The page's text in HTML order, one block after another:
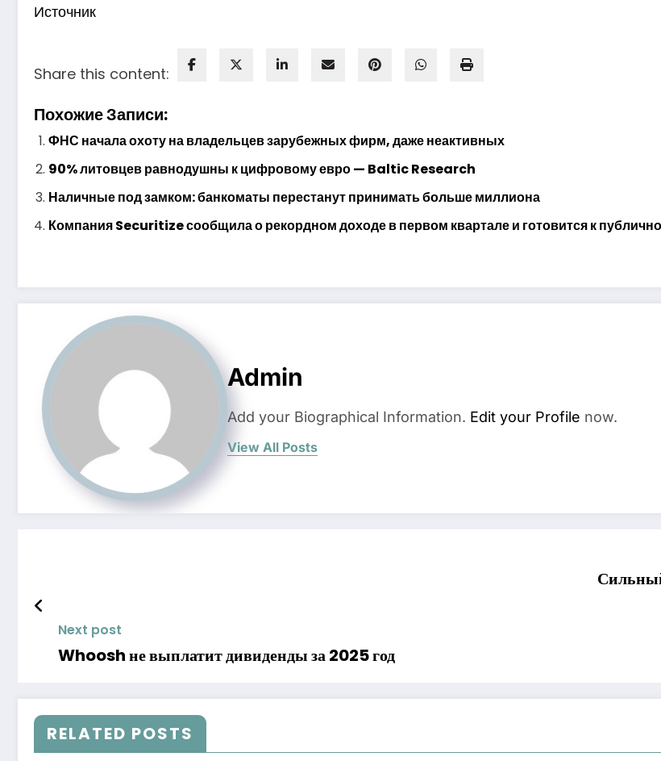
Источник
Share this content:
Похожие Записи:
ФНС начала охоту на владельцев зарубежных фирм, даже неактивных
90% литовцев равнодушны к цифровому евро — Baltic Research
Наличные под замком: банкоматы перестанут принимать больше миллиона
Компания Securitize сообщила о рекордном доходе в первом квартале и готовится к
Admin
Add your Biographical Information. Edit your Profile now.
View All Posts
Next post
Whoosh не выплатит дивиденды за 2025 год
RELATED POSTS